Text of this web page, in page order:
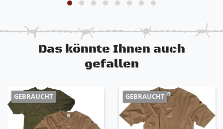
Das könnte Ihnen auch
gefallen
GEBRAUCHT GEBRAUCHT